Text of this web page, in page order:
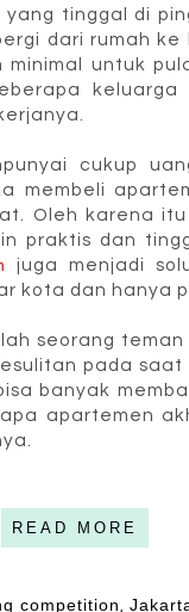
tinggal di
dari rumah
untuk
keluarga
cukup
membeli
Oleh karena
praktis dan
juga menjadi
kota dan hanya
seorang
pada saat
banyak
apartemen
READ MORE
competition,